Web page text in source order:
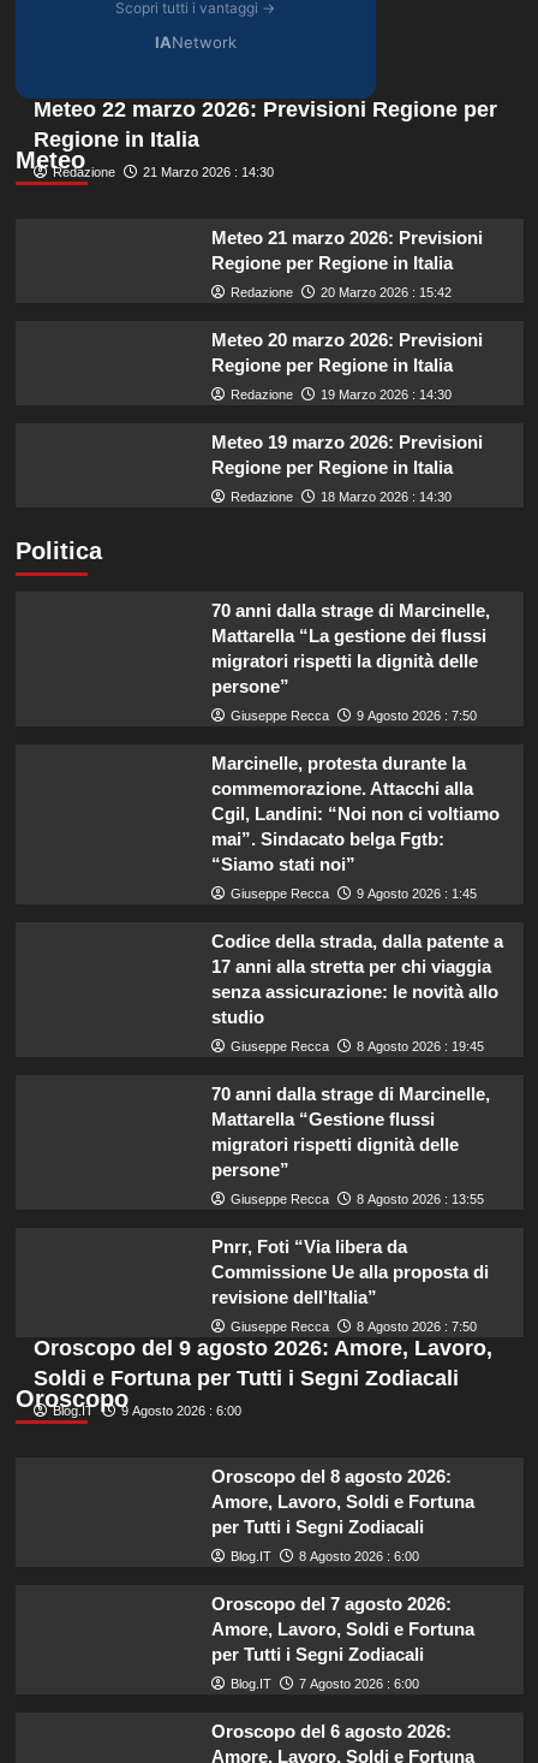
Scopri tutti i vantaggi →
IANetwork
Meteo
Meteo 22 marzo 2026: Previsioni Regione per
Regione in Italia
Redazione 21 Marzo 2026 : 14:30
Meteo 21 marzo 2026: Previsioni
Regione per Regione in Italia
Redazione 20 Marzo 2026 : 15:42
Meteo 20 marzo 2026: Previsioni
Regione per Regione in Italia
Redazione 19 Marzo 2026 : 14:30
Meteo 19 marzo 2026: Previsioni
Regione per Regione in Italia
Redazione 18 Marzo 2026 : 14:30
Politica
70 anni dalla strage di Marcinelle,
Mattarella “La gestione dei flussi
migratori rispetti la dignità delle
persone”
Giuseppe Recca 9 Agosto 2026 : 7:50
Marcinelle, protesta durante la
commemorazione. Attacchi alla
Cgil, Landini: “Noi non ci voltiamo
mai”. Sindacato belga Fgtb:
“Siamo stati noi”
Giuseppe Recca 9 Agosto 2026 : 1:45
Codice della strada, dalla patente a
17 anni alla stretta per chi viaggia
senza assicurazione: le novità allo
studio
Giuseppe Recca 8 Agosto 2026 : 19:45
70 anni dalla strage di Marcinelle,
Mattarella “Gestione flussi
migratori rispetti dignità delle
persone”
Giuseppe Recca 8 Agosto 2026 : 13:55
Pnrr, Foti “Via libera da
Commissione Ue alla proposta di
revisione dell’Italia”
Giuseppe Recca 8 Agosto 2026 : 7:50
Oroscopo
Oroscopo del 9 agosto 2026: Amore, Lavoro,
Soldi e Fortuna per Tutti i Segni Zodiacali
Blog.IT 9 Agosto 2026 : 6:00
Oroscopo del 8 agosto 2026:
Amore, Lavoro, Soldi e Fortuna
per Tutti i Segni Zodiacali
Blog.IT 8 Agosto 2026 : 6:00
Oroscopo del 7 agosto 2026:
Amore, Lavoro, Soldi e Fortuna
per Tutti i Segni Zodiacali
Blog.IT 7 Agosto 2026 : 6:00
Oroscopo del 6 agosto 2026:
Amore, Lavoro, Soldi e Fortuna